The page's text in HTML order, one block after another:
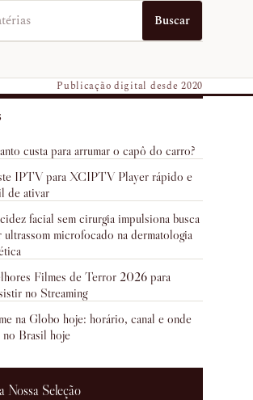
News Buscar
Publicação digital desde 2020
custa para arrumar o capô do carro?
IPTV para XCIPTV Player rápido e
de ativar
facial sem cirurgia impulsiona busca
ultrassom microfocado na dermatologia
Filmes de Terror 2026 para
no Streaming
na Globo hoje: horário, canal e onde
no Brasil hoje
Nossa Seleção